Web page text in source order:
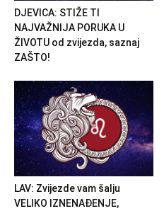
DJEVICA: STIŽE TI
NAJVAŽNIJA PORUKA U
ŽIVOTU od zvijezda, saznaj
ZAŠTO!
LAV: Zvijezde vam šalju
VELIKO IZNENAĐENJE,